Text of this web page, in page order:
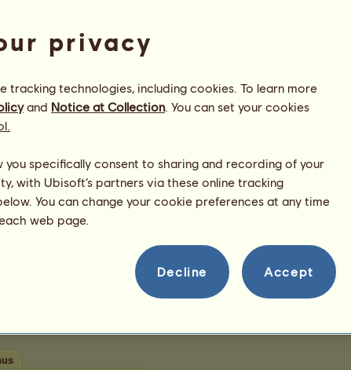
100%
Insgesamt:
0.00
0.00
Fortpflanzung
Stammbaum
Nachkommen
privacy
technologies, including cookies. To learn more
and Notice at Collection. You can set your cookies
specifically consent to sharing and recording of your
with Ubisoft’s partners via these online tracking
You can change your cookie preferences at any time
web page.
Decline Accept